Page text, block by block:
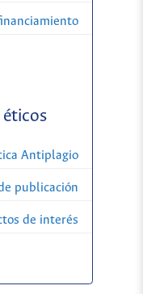
éticos
Antiplagio
publicación
de interés